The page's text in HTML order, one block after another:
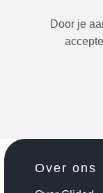
Door je
Over ons